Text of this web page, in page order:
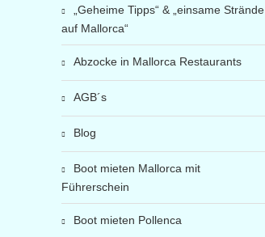
„Geheime Tipps“ & „einsame Strände
auf Mallorca“
Abzocke in Mallorca Restaurants
AGB´s
Blog
Boot mieten Mallorca mit
Führerschein
Boot mieten Pollenca